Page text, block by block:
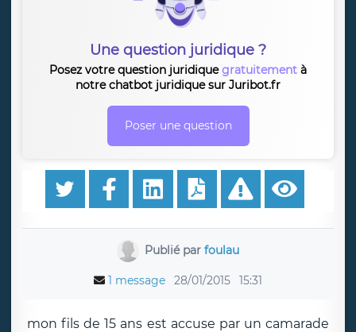
Une question juridique ?
Posez votre question juridiquegratuitement à
notre chatbot juridique sur Juribot.fr
Poser une question
Publié parfoulau
1 message 28/01/2015 15:31
mon fils de 15 ans est accuse par un camarade